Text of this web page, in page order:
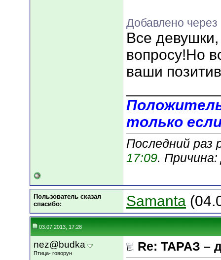
Добавлено
Все
вопросу!Но
ваши
только
Последний раз
17:09.
Пользователь сказал
cпасибо:
Samanta
03.07.2013, 17:28
nez@budka
Птица- говорун Re: ТАРАЗ –